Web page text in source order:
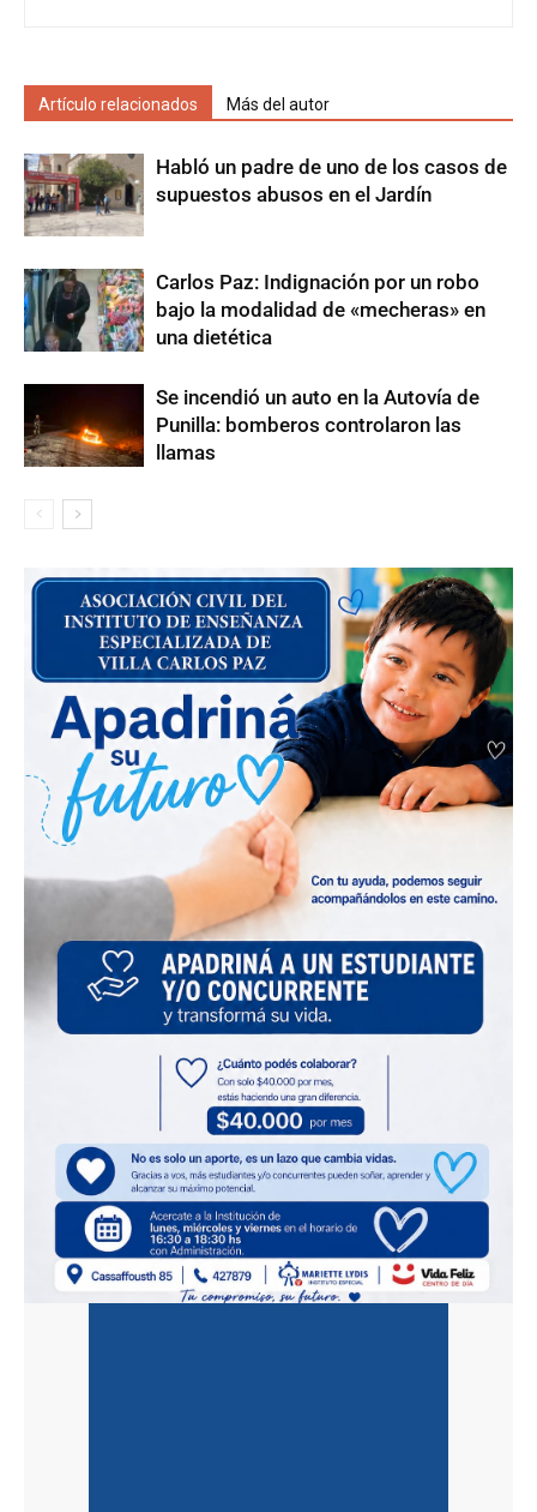
Artículo relacionados Más del autor
Habló un padre de uno de los casos de
supuestos abusos en el Jardín
Carlos Paz: Indignación por un robo
bajo la modalidad de «mecheras» en
una dietética
Se incendió un auto en la Autovía de
Punilla: bomberos controlaron las
llamas